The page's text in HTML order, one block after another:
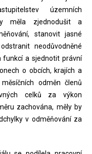
územních
měla zjednodušit a
stanovit jasné
neodůvodněné
funkcí a sjednotit právní
o obcích, krajích a
odměn členů
celků za výkon
zachována, měly by
v odměňování za